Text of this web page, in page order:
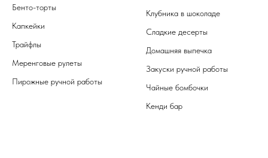
Бенто-торты
Капкейки
Трайфлы
Меренговые рулеты
Пирожные ручной работы
Клубника в шоколаде
Сладкие десерты
Домашняя выпечка
Закуски ручной работы
Чайные бомбочки
Кенди бар